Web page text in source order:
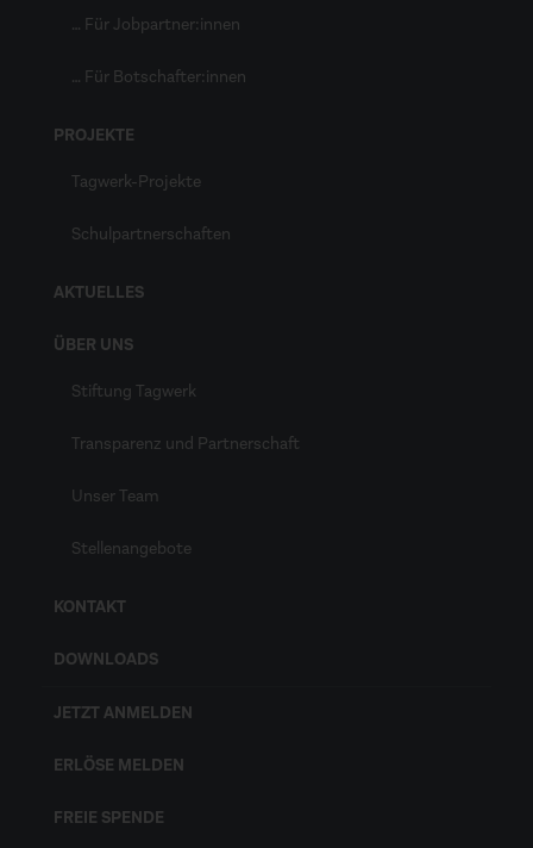
… Für Jobpartner:innen
… Für Botschafter:innen
PROJEKTE
Tagwerk-Projekte
Schulpartnerschaften
AKTUELLES
ÜBER UNS
Stiftung Tagwerk
Transparenz und Partnerschaft
Unser Team
Stellenangebote
KONTAKT
DOWNLOADS
JETZT ANMELDEN
ERLÖSE MELDEN
FREIE SPENDE